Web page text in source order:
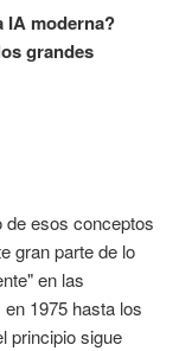
IA moderna?
grandes
de esos conceptos
gran parte de lo
en las
1975 hasta los
principio sigue